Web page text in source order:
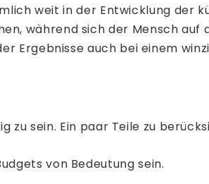
weit in der Entwicklung der
während sich der Mensch
Ergebnisse auch bei einem
sein. Ein paar Teile zu
von Bedeutung sein.